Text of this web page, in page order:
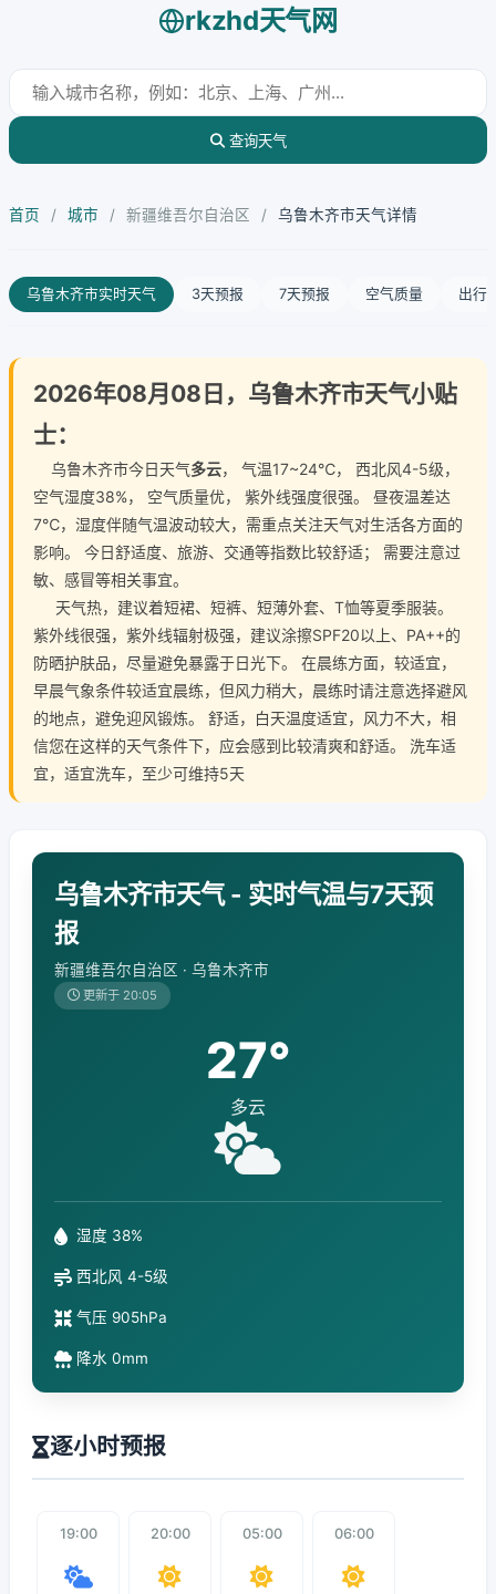
rkzhd天气网
查询天气
首页 / 城市 / 新疆维吾尔自治区 / 乌鲁木齐市天气详情
乌鲁木齐市实时天气 3天预报 7天预报 空气质量 出行
2026年08月08日，乌鲁木齐市天气小贴
士：
乌鲁木齐市今日天气多云， 气温17~24℃， 西北风4-5级，
空气湿度38%， 空气质量优， 紫外线强度很强。 昼夜温差达
7℃，湿度伴随气温波动较大，需重点关注天气对生活各方面的
影响。 今日舒适度、旅游、交通等指数比较舒适； 需要注意过
敏、感冒等相关事宜。
天气热，建议着短裙、短裤、短薄外套、T恤等夏季服装。
紫外线很强，紫外线辐射极强，建议涂擦SPF20以上、PA++的
防晒护肤品，尽量避免暴露于日光下。 在晨练方面，较适宜，
早晨气象条件较适宜晨练，但风力稍大，晨练时请注意选择避风
的地点，避免迎风锻炼。 舒适，白天温度适宜，风力不大，相
信您在这样的天气条件下，应会感到比较清爽和舒适。 洗车适
宜，适宜洗车，至少可维持5天
乌鲁木齐市天气 - 实时气温与7天预
报
新疆维吾尔自治区 · 乌鲁木齐市
更新于 20:05
27°
多云
湿度 38%
西北风 4-5级
气压 905hPa
降水 0mm
逐小时预报
19:00 20:00 05:00 06:00